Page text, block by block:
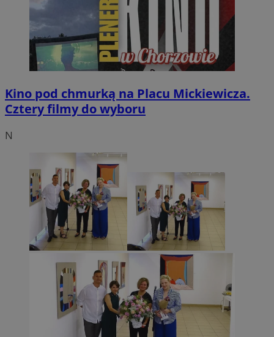
Kino pod chmurką na Placu Mickiewicza.
Cztery filmy do wyboru
N